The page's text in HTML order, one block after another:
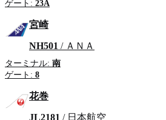
ゲート: 23A
宮崎
NH501 / ＡＮＡ
ターミナル: 南
ゲート: 8
花巻
JL2181 / 日本航空